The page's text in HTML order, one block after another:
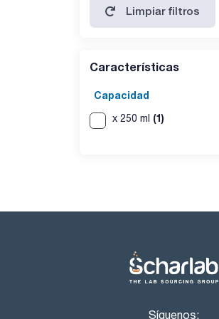
Limpiar filtros
Características
Capacidad
x 250 ml (1)
Síguenos: